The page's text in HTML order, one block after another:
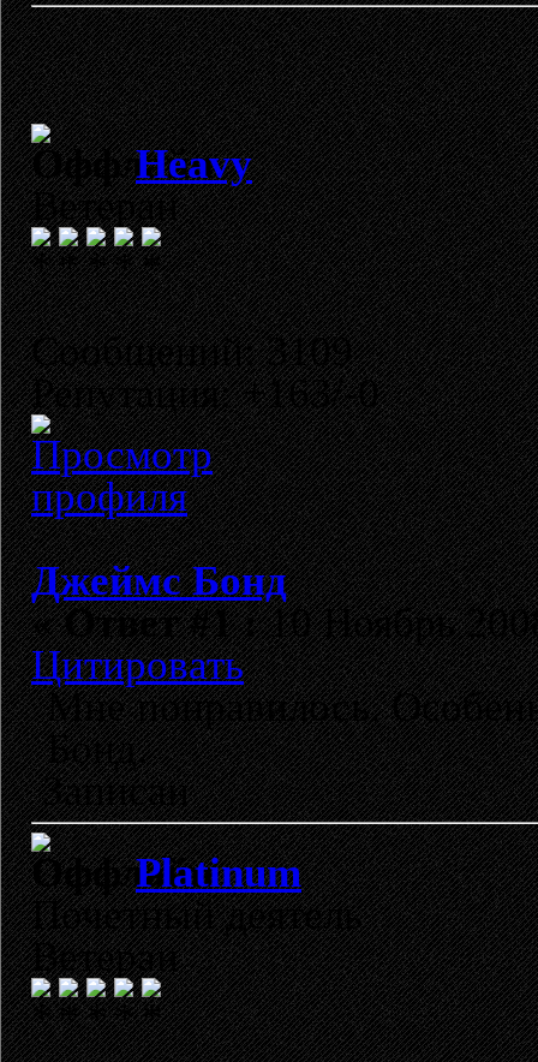
Heavy
Ветеран
Сообщений: 3109
Репутация: +163/-0
Джеймс Бонд
«Ответ #1 :10 Ноябрь
Цитировать
Мне понравилось.
Бонд.
Записан
Platinum
Почетный деятель
Ветеран